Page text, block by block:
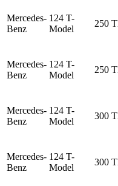
Mercedes-
Benz
124 T-
Model
250
Mercedes-
Benz
124 T-
Model
250
Mercedes-
Benz
124 T-
Model
300
Mercedes-
Benz
124 T-
Model
300